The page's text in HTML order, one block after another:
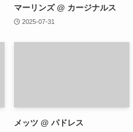
マーリンズ @ カージナルス
2025-07-31
メッツ @ パドレス